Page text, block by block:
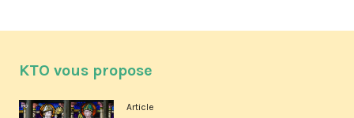
KTO vous propose
Article